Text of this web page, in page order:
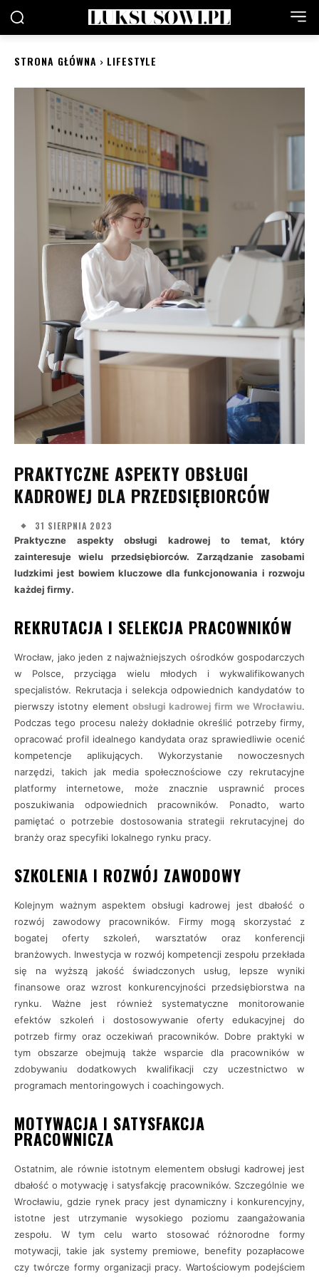
STRONA GŁÓWNA LIFESTYLE
PRAKTYCZNE ASPEKTY OBSŁUGI
KADROWEJ DLA PRZEDSIĘBIORCÓW
31 SIERPNIA 2023
Praktyczne aspekty obsługi kadrowej to temat, który
zainteresuje wielu przedsiębiorców. Zarządzanie zasobami
ludzkimi jest bowiem kluczowe dla funkcjonowania i rozwoju
każdej firmy.
REKRUTACJA I SELEKCJA PRACOWNIKÓW
Wrocław, jako jeden z najważniejszych ośrodków gospodarczych
w Polsce, przyciąga wielu młodych i wykwalifikowanych
specjalistów. Rekrutacja i selekcja odpowiednich kandydatów to
pierwszy istotny element obsługi kadrowej firm we Wrocławiu.
Podczas tego procesu należy dokładnie określić potrzeby firmy,
opracować profil idealnego kandydata oraz sprawiedliwie ocenić
kompetencje aplikujących. Wykorzystanie nowoczesnych
narzędzi, takich jak media społecznościowe czy rekrutacyjne
platformy internetowe, może znacznie usprawnić proces
poszukiwania odpowiednich pracowników. Ponadto, warto
pamiętać o potrzebie dostosowania strategii rekrutacyjnej do
branży oraz specyfiki lokalnego rynku pracy.
SZKOLENIA I ROZWÓJ ZAWODOWY
Kolejnym ważnym aspektem obsługi kadrowej jest dbałość o
rozwój zawodowy pracowników. Firmy mogą skorzystać z
bogatej oferty szkoleń, warsztatów oraz konferencji
branżowych. Inwestycja w rozwój kompetencji zespołu przekłada
się na wyższą jakość świadczonych usług, lepsze wyniki
finansowe oraz wzrost konkurencyjności przedsiębiorstwa na
rynku. Ważne jest również systematyczne monitorowanie
efektów szkoleń i dostosowywanie oferty edukacyjnej do
potrzeb firmy oraz oczekiwań pracowników. Dobre praktyki w
tym obszarze obejmują także wsparcie dla pracowników w
zdobywaniu dodatkowych kwalifikacji czy uczestnictwo w
programach mentoringowych i coachingowych.
MOTYWACJA I SATYSFAKCJA
PRACOWNICZA
Ostatnim, ale równie istotnym elementem obsługi kadrowej jest
dbałość o motywację i satysfakcję pracowników. Szczególnie we
Wrocławiu, gdzie rynek pracy jest dynamiczny i konkurencyjny,
istotne jest utrzymanie wysokiego poziomu zaangażowania
zespołu. W tym celu warto stosować różnorodne formy
motywacji, takie jak systemy premiowe, benefity pozapłacowe
czy twórcze formy organizacji pracy. Wartościowym podejściem